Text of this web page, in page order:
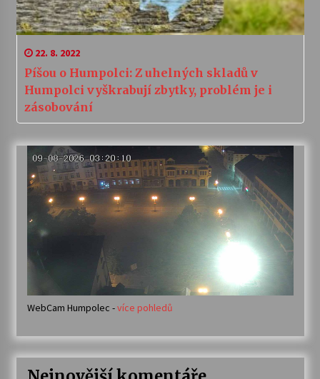
22. 8. 2022
Píšou o Humpolci: Z uhelných skladů v
Humpolci vyškrabují zbytky, problém je i
zásobování
WebCam Humpolec -více pohledů